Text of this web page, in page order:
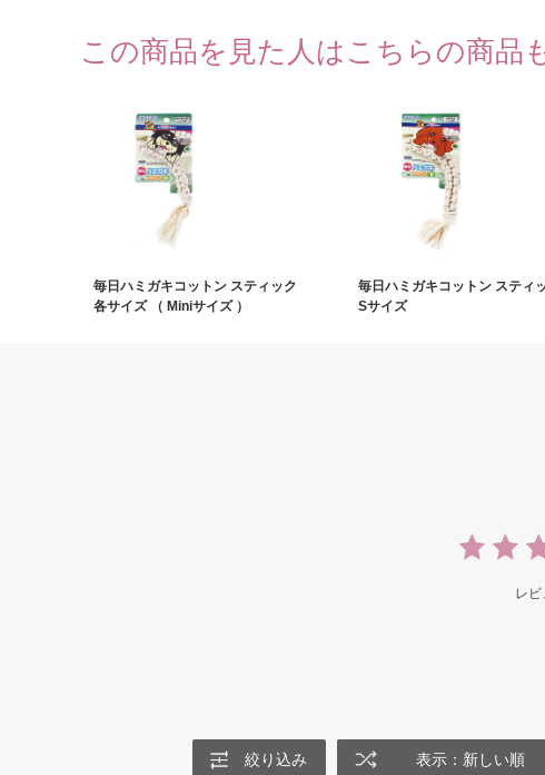
この商品を見た人はこちらの商品
毎日ハミガキコットン スティック
各サイズ （ Miniサイズ ）
毎日ハミガキコットン スティ
Sサイズ
レビ
絞り込み 表示：新しい順